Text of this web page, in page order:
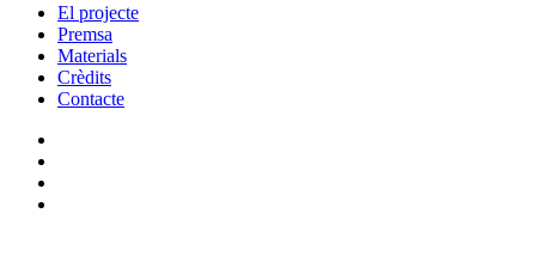
El projecte
Premsa
Materials
Crèdits
Contacte